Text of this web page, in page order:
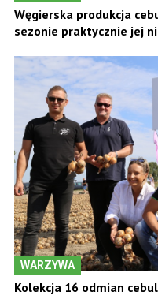
Węgierska produkcja
sezonie praktycznie jej
WARZYWA
Kolekcja 16 odmian